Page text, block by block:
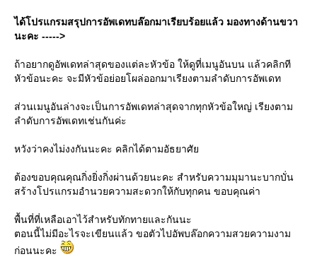
ได้โปรแกรมสรุปการอัพเดทบล๊อกมาเรียบร้อยแล้ว มองทางด้านขวา
นะคะ ----->
ถ้าอยากดูอัพเดทล่าสุดของแต่ละหัวข้อ ให้ดูที่เมนูอันบน แล้วคลิกที
หัวข้อนะคะ จะมีหัวข้อย่อยโผล่ออกมาเรียงตามลำดับการอัพเดท
ส่วนเมนูอันล่างจะเป็นการอัพเดทล่าสุดจากทุกหัวข้อใหญ่ เรียงตาม
ลำดับการอัพเดทเช่นกันค่ะ
หวังว่าคงไม่งงกันนะคะ คลิกได้ตามอัธยาศั
ต้องขอบคุณคุณกิ่งยิ่งกิ่งผ่านด้วยนะคะ สำหรับความมุมานะบากบั่น
สร้างโปรแกรมอำนวยความสะดวกให้กับทุกคน ขอบคุณค่า
พื้นที่ที่เหลือเอาไว้สำหรับทักทายและกันนะ
ตอนนี้ไม่มีอะไรจะเขียนแล้ว ขอตัวไปอัพบล๊อกความสวยความงาม
ก่อนนะคะ